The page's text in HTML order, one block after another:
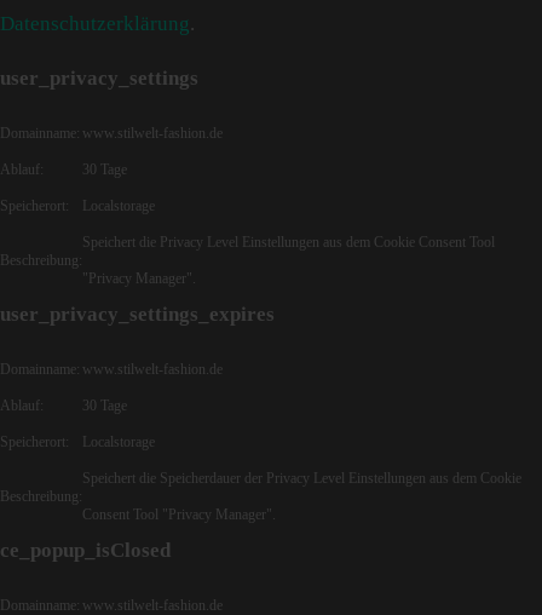
Datenschutzerklärung .
user_privacy_settings
Domainname: www.stilwelt-fashion.de
Ablauf: 30 Tage
Speicherort: Localstorage
Beschreibung:
Speichert die Privacy Level Einstellungen aus dem Cookie Consent Tool
"Privacy Manager".
user_privacy_settings_expires
Domainname: www.stilwelt-fashion.de
Ablauf: 30 Tage
Speicherort: Localstorage
Beschreibung:
Speichert die Speicherdauer der Privacy Level Einstellungen aus dem Cookie
Consent Tool "Privacy Manager".
ce_popup_isClosed
Domainname: www.stilwelt-fashion.de